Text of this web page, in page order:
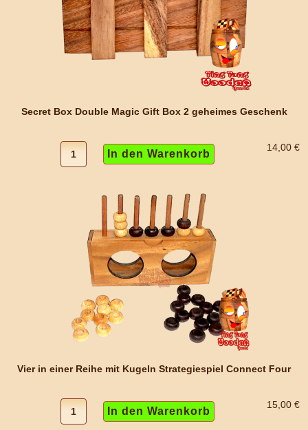
Secret Box Double Magic Gift Box 2 geheimes Geschenk
14,00 €
Vier in einer Reihe mit Kugeln Strategiespiel Connect Four
15,00 €